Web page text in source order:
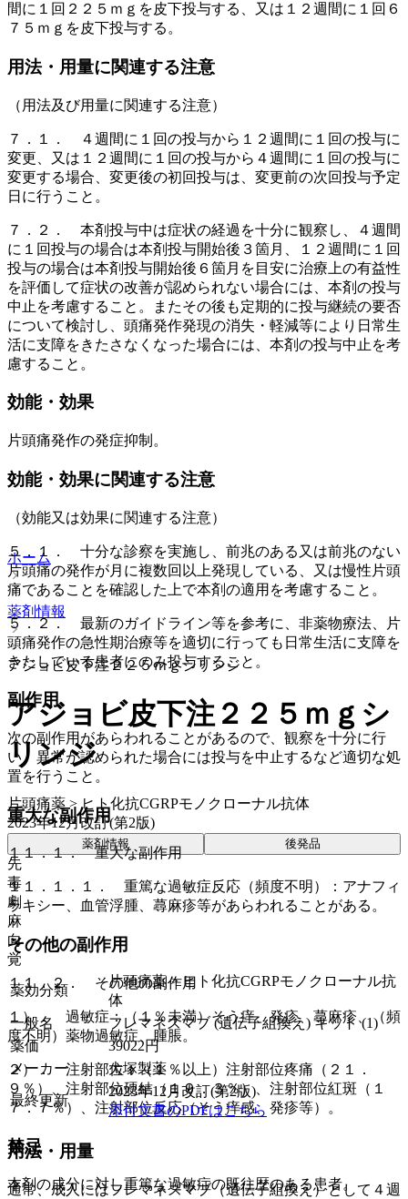
間に１回２２５ｍｇを皮下投与する、又は１２週間に１回６
７５ｍｇを皮下投与する。
用法・用量に関連する注意
（用法及び用量に関連する注意）
７．１． ４週間に１回の投与から１２週間に１回の投与に
変更、又は１２週間に１回の投与から４週間に１回の投与に
変更する場合、変更後の初回投与は、変更前の次回投与予定
日に行うこと。
７．２． 本剤投与中は症状の経過を十分に観察し、４週間
に１回投与の場合は本剤投与開始後３箇月、１２週間に１回
投与の場合は本剤投与開始後６箇月を目安に治療上の有益性
を評価して症状の改善が認められない場合には、本剤の投与
中止を考慮すること。またその後も定期的に投与継続の要否
について検討し、頭痛発作発現の消失・軽減等により日常生
活に支障をきたさなくなった場合には、本剤の投与中止を考
慮すること。
効能・効果
片頭痛発作の発症抑制。
効能・効果に関連する注意
（効能又は効果に関連する注意）
５．１． 十分な診察を実施し、前兆のある又は前兆のない
片頭痛の発作が月に複数回以上発現している、又は慢性片頭
痛であることを確認した上で本剤の適用を考慮すること。
５．２． 最新のガイドライン等を参考に、非薬物療法、片
頭痛発作の急性期治療等を適切に行っても日常生活に支障を
きたしている患者にのみ投与すること。
副作用
次の副作用があらわれることがあるので、観察を十分に行
い、異常が認められた場合には投与を中止するなど適切な処
置を行うこと。
重大な副作用
１１．１． 重大な副作用
１１．１．１． 重篤な過敏症反応（頻度不明）：アナフィ
ラキシー、血管浮腫、蕁麻疹等があらわれることがある。
その他の副作用
１１．２． その他の副作用
１）． 過敏症：（１％未満）そう痒、発疹、蕁麻疹、（頻
度不明）薬物過敏症、腫脹。
２）． 注射部位：（１％以上）注射部位疼痛（２１．
９％）、注射部位硬結（１９．３％）、注射部位紅斑（１
７．７％）、注射部位反応（そう痒感、発疹等）。
禁忌
本剤の成分に対し重篤な過敏症の既往歴のある患者。
ホーム
薬剤情報
アジョビ皮下注２２５ｍｇシリンジ
アジョビ皮下注２２５ｍｇシ
リンジ
片頭痛薬 > ヒト化抗CGRPモノクローナル抗体
2023年12月改訂(第2版)
薬剤情報 後発品
先
毒
劇
麻
向
覚
薬効分類
片頭痛薬 > ヒト化抗CGRPモノクローナル抗
体
一般名
フレマネズマブ (遺伝子組換え) キット (1)
薬価
39022円
メーカー
大塚製薬
最終更新
2023年12月改訂(第2版)
添付文書のPDFはこちら
用法・用量
通常、成人にはフレマネズマブ（遺伝子組換え）として４週